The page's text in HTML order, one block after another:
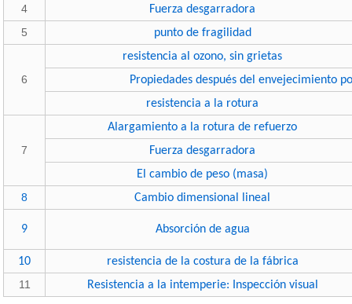
4
Fuerza desgarradora
5
punto de fragilidad
6
resistencia al ozono, sin grietas
Propiedades después del envejecimiento
resistencia a la rotura
7
Alargamiento a la rotura de refuerzo
Fuerza desgarradora
El cambio de peso (masa)
8
Cambio dimensional lineal
9 Absorción de agua
10
resistencia de la costura de la fábrica
11
Resistencia a la intemperie: Inspección visual